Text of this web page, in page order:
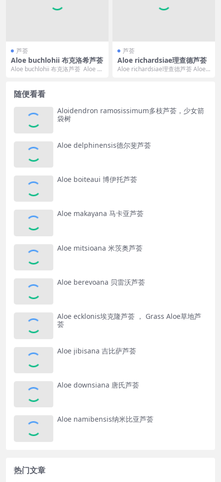
芦荟
Aloe buchlohii 布克洛希芦荟
Aloe buchlohii 布克洛芦荟 Aloe b
芦荟
Aloe richardsiae理查德芦荟
Aloe richardsiae理查德芦荟 Aloe r
随便看看
Aloidendron ramosissimum多枝芦荟，少女箭
袋树
Aloe delphinensis德尔斐芦荟
Aloe boiteaui 博伊托芦荟
Aloe makayana 马卡亚芦荟
Aloe mitsioana 米茨奥芦荟
Aloe berevoana 贝雷沃芦荟
Aloe ecklonis埃克隆芦荟 ， Grass Aloe草地芦
荟
Aloe jibisana 吉比萨芦荟
Aloe downsiana 唐氏芦荟
Aloe namibensis纳米比亚芦荟
热门文章